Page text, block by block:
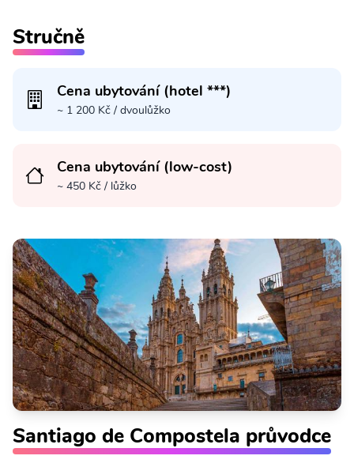
Stručně
Cena ubytování (hotel ***)
~ 1 200 Kč / dvoulůžko
Cena ubytování (low-cost)
~ 450 Kč / lůžko
Santiago de Compostela průvodce